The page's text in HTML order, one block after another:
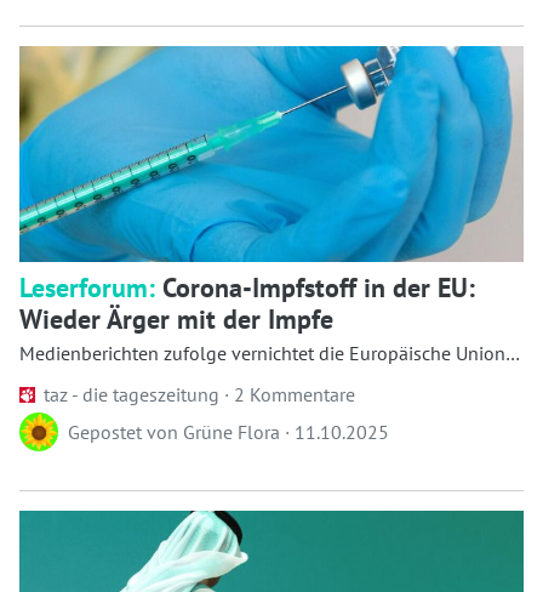
Leserforum: Corona-Impfstoff in der EU:
Wieder Ärger mit der Impfe
Medienberichten zufolge vernichtet die Europäische Union
taz - die tageszeitung · 2 Kommentare
Gepostet von Grüne Flora · 11.10.2025